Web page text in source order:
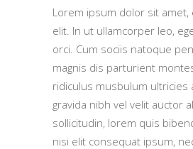
Lorem ipsum dolor sit amet,
elit. In ut ullamcorper leo,
orci. Cum sociis natoque
magnis dis parturient
ridiculus musbulum ultricies
gravida nibh vel velit auctor
sollicitudin, lorem quis
nisi elit consequat ipsum,